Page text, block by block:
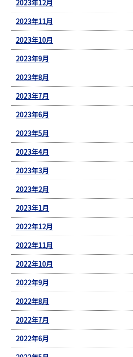
2023年12月
2023年11月
2023年10月
2023年9月
2023年8月
2023年7月
2023年6月
2023年5月
2023年4月
2023年3月
2023年2月
2023年1月
2022年12月
2022年11月
2022年10月
2022年9月
2022年8月
2022年7月
2022年6月